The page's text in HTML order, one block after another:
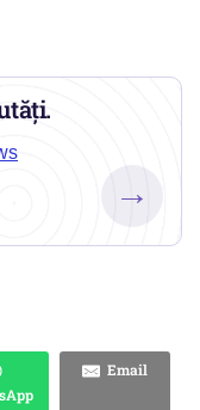
→
Email